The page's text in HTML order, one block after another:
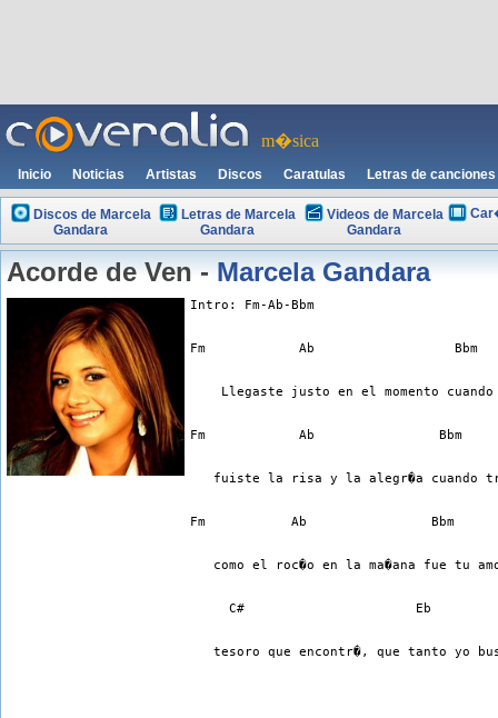
m�sica
Inicio Noticias Artistas Discos Caratulas Letras de canciones
Discos de Marcela
Gandara
Letras de Marcela
Gandara
Videos de Marcela
Gandara
Acorde de Ven -Marcela Gandara
Intro: Fm-Ab-Bbm
Fm            Ab                  Bbm
Llegaste justo en el momento cuando
Fm            Ab                Bbm
fuiste la risa y la alegr�a cuando
Fm           Ab                Bbm
como el roc�o en la ma�ana fue tu
C#                      Eb
tesoro que encontr�, que tanto yo